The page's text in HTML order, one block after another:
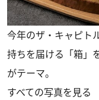
今年のザ・キャピト
持ちを届ける「箱」
がテーマ。
すべての写真を見る